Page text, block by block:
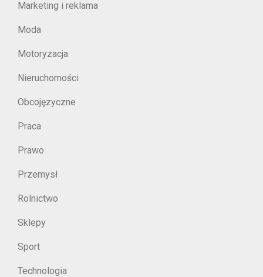
Marketing i reklama
Moda
Motoryzacja
Nieruchomości
Obcojęzyczne
Praca
Prawo
Przemysł
Rolnictwo
Sklepy
Sport
Technologia